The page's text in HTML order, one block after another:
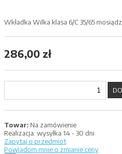
Wkładka Wilka klasa 6/C 35/65 mosiądz
286,00 zł
Towar: Na zamówienie
Realizacja: wysyłka 14 - 30 dni
Zapytaj o przedmiot
Powiadom mnie o zmianie ceny